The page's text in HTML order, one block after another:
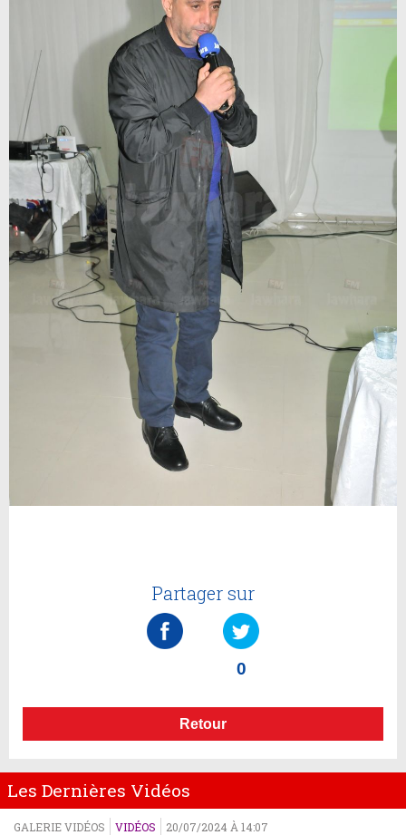
Partager sur
0
Retour
Les Dernières Vidéos
GALERIE VIDÉOS VIDÉOS 20/07/2024 À 14:07